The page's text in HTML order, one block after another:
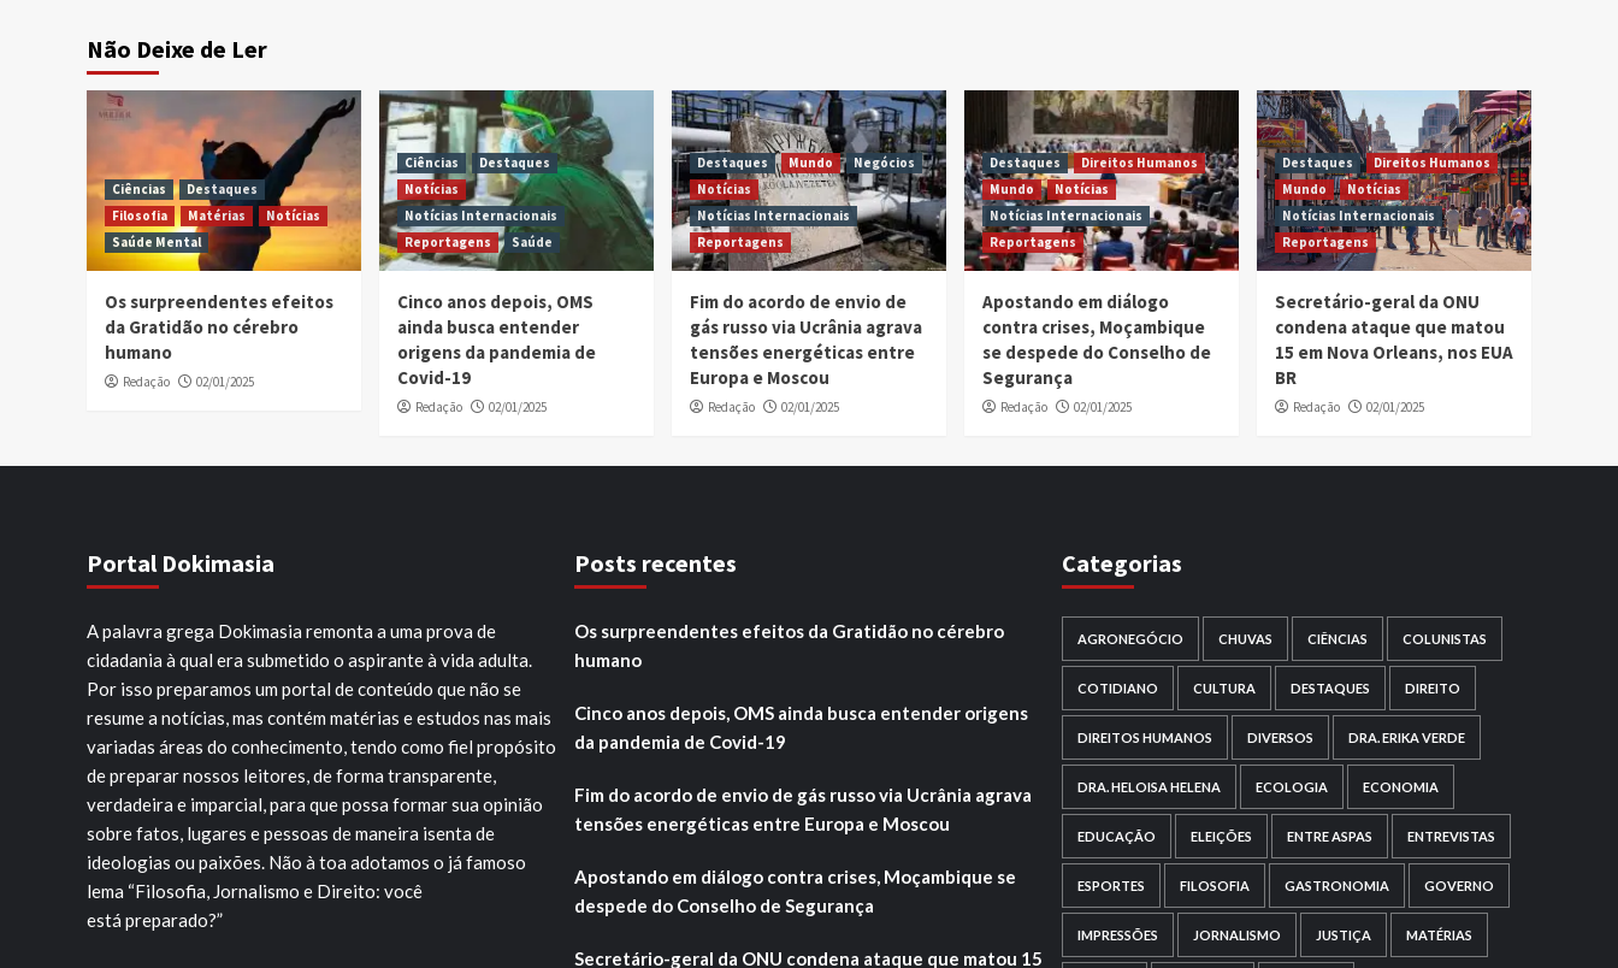
Não Deixe de Ler
Ciências
Destaques
Filosofia
Matérias
Notícias
Saúde Mental
Os surpreendentes efeitos
da Gratidão no cérebro
humano
Redação 02/01/2025
Ciências
Destaques
Notícias
Notícias Internacionais
Reportagens
Saúde
Cinco anos depois, OMS
ainda busca entender
origens da pandemia de
Covid-19
Redação 02/01/2025
Destaques Mundo
Negócios
Notícias
Notícias Internacionais
Reportagens
Fim do acordo de envio de
gás russo via Ucrânia agrava
tensões energéticas entre
Europa e Moscou
Redação 02/01/2025
Destaques
Direitos Humanos
Mundo
Notícias
Notícias Internacionais
Reportagens
Apostando em diálogo
contra crises, Moçambique
se despede do Conselho de
Segurança
Redação 02/01/2025
Destaques
Direitos Humanos
Mundo
Notícias
Notícias Internacionais
Reportagens
Secretário-geral da ONU
condena ataque que matou
15 em Nova Orleans, nos EUA
BR
Redação 02/01/2025
Portal Dokimasia
A palavra grega Dokimasia remonta a uma prova de
cidadania à qual era submetido o aspirante à vida adulta.
Por isso preparamos um portal de conteúdo que não se
resume a notícias, mas contém matérias e estudos nas mais
variadas áreas do conhecimento, tendo como fiel propósito
de preparar nossos leitores, de forma transparente,
verdadeira e imparcial, para que possa formar sua opinião
sobre fatos, lugares e pessoas de maneira isenta de
ideologias ou paixões. Não à toa adotamos o já famoso
lema “Filosofia, Jornalismo e Direito: você
está preparado?”
Posts recentes
Os surpreendentes efeitos da Gratidão no cérebro
humano
Cinco anos depois, OMS ainda busca entender origens
da pandemia de Covid-19
Fim do acordo de envio de gás russo via Ucrânia agrava
tensões energéticas entre Europa e Moscou
Apostando em diálogo contra crises, Moçambique se
despede do Conselho de Segurança
Secretário-geral da ONU condena ataque que matou 15
Categorias
AGRONEGÓCIO CHUVAS CIÊNCIAS COLUNISTAS
COTIDIANO CULTURA DESTAQUES DIREITO
DIREITOS HUMANOS DIVERSOS DRA. ERIKA VERDE
DRA. HELOISA HELENA ECOLOGIA ECONOMIA
EDUCAÇÃO ELEIÇÕES ENTRE ASPAS ENTREVISTAS
ESPORTES FILOSOFIA GASTRONOMIA GOVERNO
IMPRESSÕES JORNALISMO JUSTIÇA MATÉRIAS